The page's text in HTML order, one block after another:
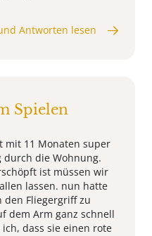
Antworten lesen
Spielen
mit 11 Monaten super
die Wohnung.
ist müssen wir
lassen. nun hatte
den Fliegergriff zu
dem Arm ganz schnell
dass sie einen rote